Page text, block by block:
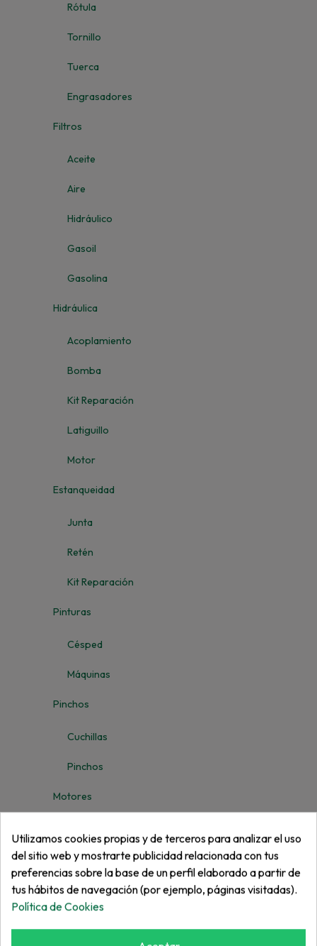
Rótula
Tornillo
Tuerca
Engrasadores
Filtros
Aceite
Aire
Hidráulico
Gasoil
Gasolina
Hidráulica
Acoplamiento
Bomba
Kit Reparación
Latiguillo
Motor
Estanqueidad
Junta
Retén
Kit Reparación
Pinturas
Césped
Máquinas
Pinchos
Cuchillas
Pinchos
Motores
Partes de motor
Correas
Utilizamos cookies propias y de terceros para analizar el uso
del sitio web y mostrarte publicidad relacionada con tus
preferencias sobre la base de un perfil elaborado a partir de
tus hábitos de navegación (por ejemplo, páginas visitadas).
Política de Cookies